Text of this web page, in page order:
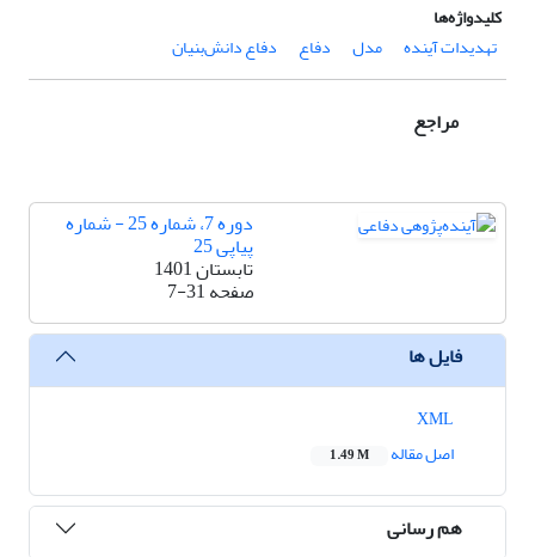
کلیدواژه‌ها
تهدیدات آینده
مدل دفاع دفاع دانش‌بنیان
مراجع
دوره 7، شماره 25 - شماره
پیاپی 25
تابستان 1401
صفحه7-31
فایل ها
اصل مقاله
1.49 M
هم رسانی